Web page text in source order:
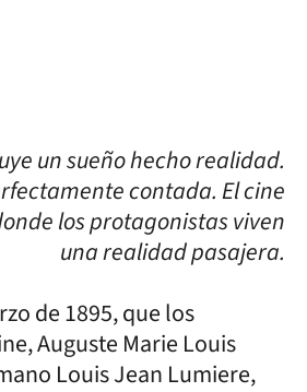
un sueño hecho realidad.
contada. El cine
los protagonistas viven
una realidad pasajera.
de 1895, que los
Auguste Marie Louis
Louis Jean Lumiere,